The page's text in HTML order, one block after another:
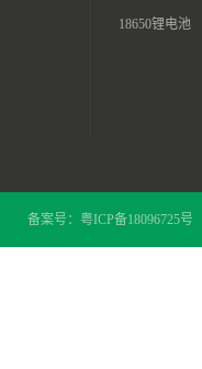
18650锂电池
备案号： 粤ICP备18096725号